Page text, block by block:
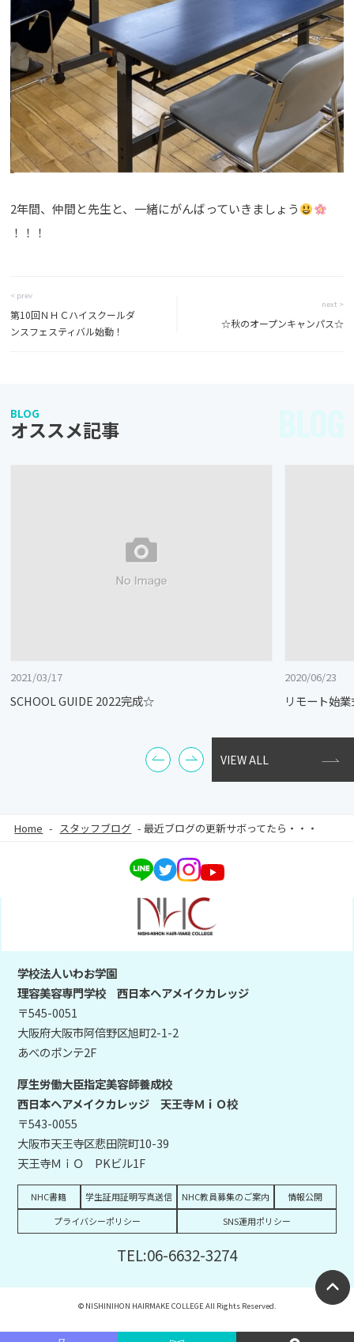
2年間、仲間と先生と、一緒にがんばっていきましょう
！！！
< prev
第10回ＮＨＣハイスクールダ
ンスフェスティバル始動！
next >
☆秋のオープンキャンパス☆
BLOG
オススメ記事
2021/03/17
SCHOOL GUIDE 2022完成☆
2020/06/23
リモート始
VIEW ALL
Home - スタッフブログ -最近ブログの更新サボってたら・・・
学校法人いわお学園
理容美容専門学校 西日本ヘアメイクカレッジ
〒545-0051
大阪府大阪市阿倍野区旭町2-1-2
あべのポンテ2F
厚生労働大臣指定美容師養成校
西日本ヘアメイクカレッジ 天王寺ＭｉＯ校
〒543-0055
大阪市天王寺区悲田院町10-39
天王寺ＭｉＯ PKビル1F
NHC書籍 学生証用証明写真送信 NHC教員募集のご案内
情報公開
プライバシーポリシー
SNS運用ポリシー
TEL:06-6632-3274
© NISHINIHON HAIRMAKE COLLEGE All Rights Reserved.